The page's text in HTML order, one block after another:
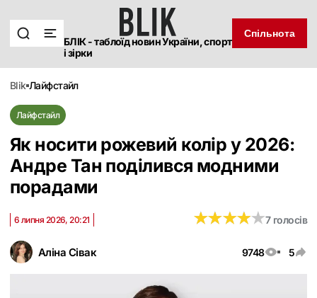
БЛІК - таблоїд новин України, спорт
і зірки
Спільнота
blik лайфстайл
Лайфстайл
Як носити рожевий колір у 2026:
Андре Тан поділився модними
порадами
Аліна Сівак 9748 5
6 липня 2026, 20:21 ★★★★★
★★★★★7 голосів